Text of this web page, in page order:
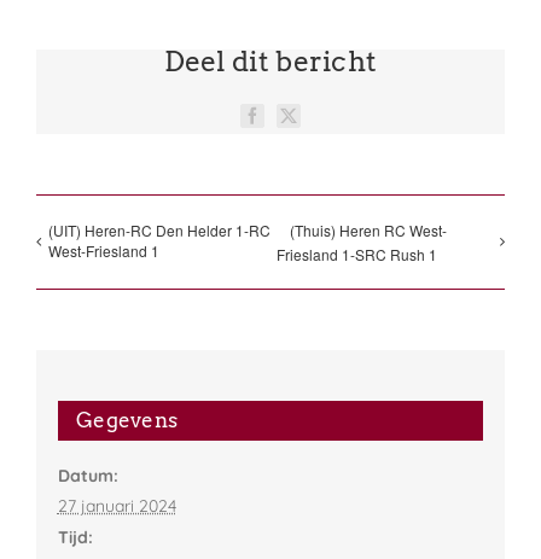
Deel dit bericht
Facebook
X
(UIT) Heren-RC Den Helder 1-RC
West-Friesland 1
(Thuis) Heren RC West-
Friesland 1-SRC Rush 1
Gegevens
Datum:
27 januari 2024
Tijd: